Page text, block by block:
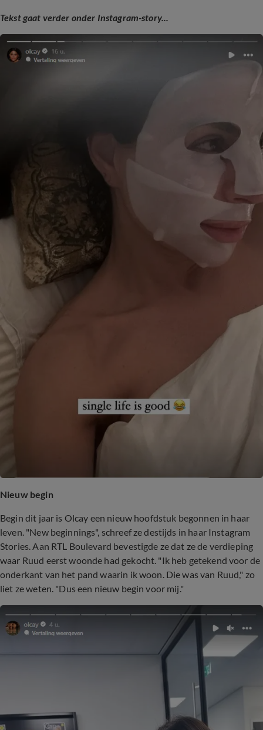
Tekst gaat verder onder Instagram-story...
Nieuw begin
Begin dit jaar is Olcay een nieuw hoofdstuk begonnen in haar
leven. "New beginnings", schreef ze destijds in haar Instagram
Stories. Aan RTL Boulevard bevestigde ze dat ze de verdieping
waar Ruud eerst woonde had gekocht. "Ik heb getekend voor de
onderkant van het pand waarin ik woon. Die was van Ruud," zo
liet ze weten. "Dus een nieuw begin voor mij."